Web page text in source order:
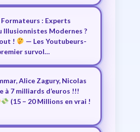
: Experts
Illusionnistes Modernes ?
!
— Les Youtubeurs-
survol…
Alice Zagury, Nicolas
à 7 milliards d’euros !!!
(15 – 20 Millions en vrai !